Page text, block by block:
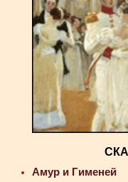
Амур и Гименей